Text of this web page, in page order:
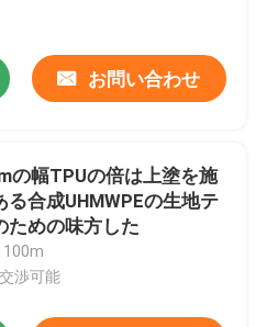
お問い合わせ
の幅TPUの倍は上塗を施
る合成UHMWPEの生地テ
ための味方した
100m
渉可能